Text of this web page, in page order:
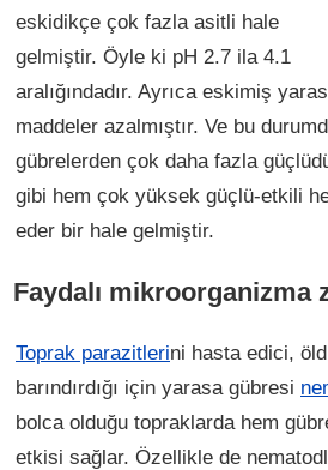
eskidikçe çok fazla asitli hale
gelmiştir. Öyle ki pH 2.7 ila 4.1
aralığındadır. Ayrıca eskimiş
maddeler azalmıştır. Ve bu
gübrelerden çok daha fazla
gibi hem çok yüksek güçlü-etkili
eder bir hale gelmiştir.
Faydalı mikroorganizma
Toprak parazitlerini hasta edici,
barındırdığı için yarasa gübresi
bolca olduğu topraklarda hem
etkisi sağlar. Özellikle de